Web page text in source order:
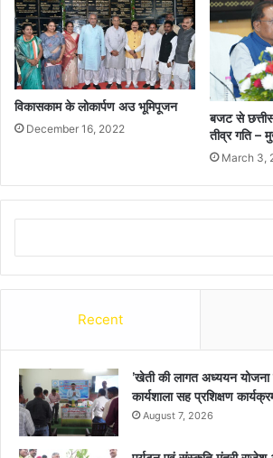
विकासकाम के लोकार्पण अउ भूमिपूजन
December 16, 2022
बजट से
तीव्र गति –
March 3,
Recent
’खेती की लागत अध्ययन योजना
कार्यशाला सह प्रशिक्षण
August 7, 2026